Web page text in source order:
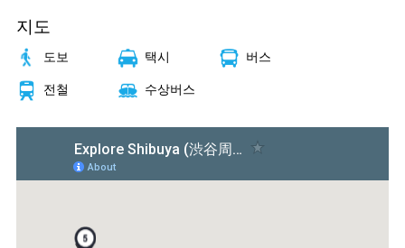
지도
도보 택시
버스
전철
수상버스